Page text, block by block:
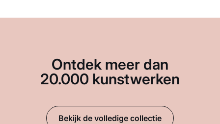
Ontdek meer dan
20.000 kunstwerken
Bekijk de volledige collectie